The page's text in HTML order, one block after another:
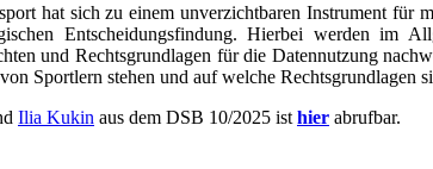
hat sich zu einem unverzichtbaren Instrument für
Entscheidungsfindung. Hierbei werden im
und Rechtsgrundlagen für die Datennutzung
Sportlern stehen und auf welche Rechtsgrundlagen
Ilia Kukin aus dem DSB 10/2025 ist hier abrufbar.